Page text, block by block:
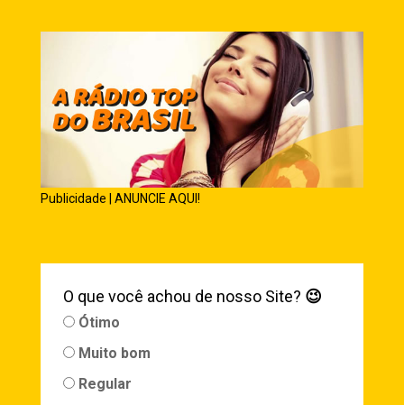
Publicidade | ANUNCIE AQUI!
O que você achou de nosso Site? 😉
Ótimo
Muito bom
Regular